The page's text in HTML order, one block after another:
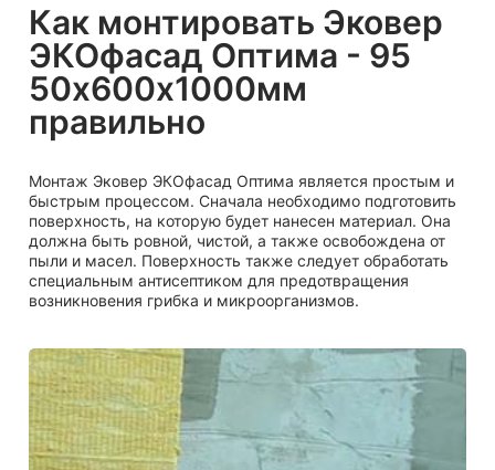
Как монтировать Эковер
ЭКОфасад Оптима - 95
50х600х1000мм
правильно
Монтаж Эковер ЭКОфасад Оптима является простым и
быстрым процессом. Сначала необходимо подготовить
поверхность, на которую будет нанесен материал. Она
должна быть ровной, чистой, а также освобождена от
пыли и масел. Поверхность также следует обработать
специальным антисептиком для предотвращения
возникновения грибка и микроорганизмов.